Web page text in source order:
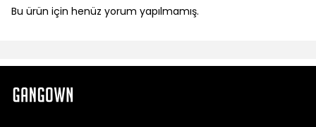
Bu ürün için henüz yorum yapılmamış.